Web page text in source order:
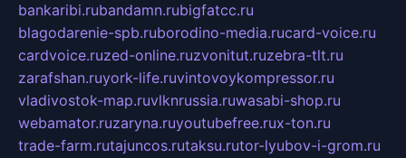
bankaribi.rubandamn.rubigfatcc.ru
blagodarenie-spb.ruborodino-media.rucard-voice.ru
cardvoice.ruzed-online.ruzvonitut.ruzebra-tlt.ru
zarafshan.ruyork-life.ruvintovoykompressor.ru
vladivostok-map.ruvlknrussia.ruwasabi-shop.ru
webamator.ruzaryna.ruyoutubefree.rux-ton.ru
trade-farm.rutajuncos.rutaksu.rutor-lyubov-i-grom.ru